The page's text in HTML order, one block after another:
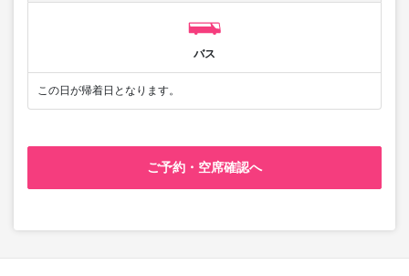
バス
この日が帰着日となります。
ご予約・空席確認へ